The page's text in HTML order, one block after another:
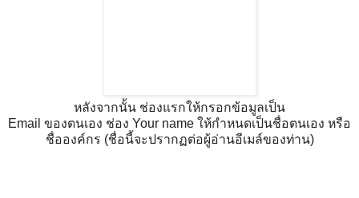
หลังจากนั้น ช่องแรกให้กรอกข้อมูลเป็น
Email ของตนเอง ช่อง Your name ให้กำหนดเป็นชื่อตนเอง หรือ
ชื่อองค์กร (ชื่อนี้จะปรากฏต่อผู้อ่านอีเมล์ของท่าน)